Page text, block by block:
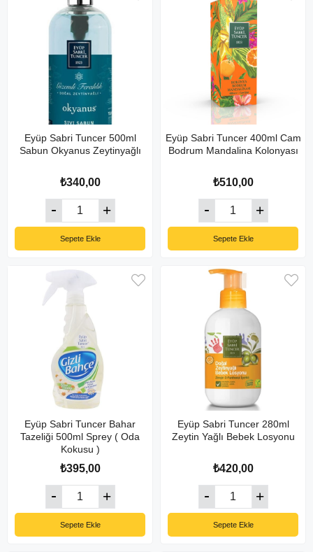
Eyüp Sabri Tuncer 500ml
Sabun Okyanus Zeytinyağlı
₺340,00
Sepete Ekle
Eyüp Sabri Tuncer 400ml Cam
Bodrum Mandalina Kolonyası
₺510,00
Sepete Ekle
Eyüp Sabri Tuncer Bahar
Tazeliği 500ml Sprey ( Oda
Kokusu )
₺395,00
Sepete Ekle
Eyüp Sabri Tuncer 280ml
Zeytin Yağlı Bebek Losyonu
₺420,00
Sepete Ekle